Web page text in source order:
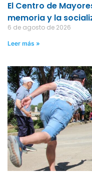
El Centro de
memoria y la
6 de agosto de 2026
Leer más »